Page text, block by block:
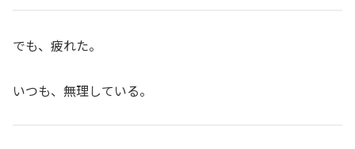
でも、疲れた。
いつも、無理している。